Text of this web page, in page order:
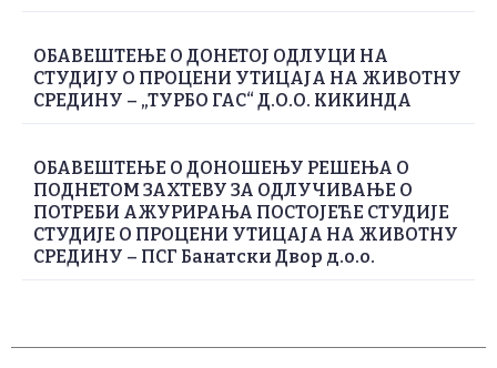
ОБАВЕШТЕЊЕ О ДОНЕТОЈ ОДЛУЦИ НА
СТУДИЈУ О ПРОЦЕНИ УТИЦАЈА НА ЖИВОТНУ
СРЕДИНУ – „ТУРБО ГАС“ Д.О.О. КИКИНДА
ОБАВЕШТЕЊЕ О ДОНОШЕЊУ РЕШЕЊА О
ПОДНЕТОМ ЗАХТЕВУ ЗА ОДЛУЧИВАЊЕ О
ПОТРЕБИ АЖУРИРАЊА ПОСТОЈЕЋЕ СТУДИЈЕ
СТУДИЈЕ О ПРОЦЕНИ УТИЦАЈА НА ЖИВОТНУ
СРЕДИНУ – ПСГ Банатски Двор д.о.о.